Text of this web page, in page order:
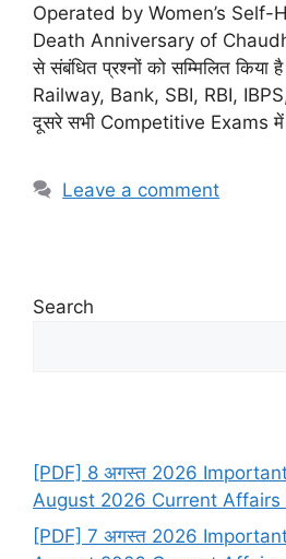
Operated by Women’s Self-
Death Anniversary of
से संबंधित प्रश्नों को सम्मिलित किया
Railway, Bank, SBI, RBI,
दूसरे सभी Competitive Exams में
Leave a comment
Search
[PDF] 8 अगस्त 2026
August 2026 Current Affairs
[PDF] 7 अगस्त 2026